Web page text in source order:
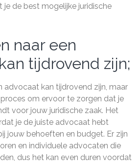
je de best mogelijke juridische
naar een
tijdrovend zijn;
advocaat kan tijdrovend zijn, maar
om ervoor te zorgen dat je
voor jouw juridische zaak. Het
je de juiste advocaat hebt
jouw behoeften en budget. Er zijn
en individuele advocaten die
dus het kan even duren voordat